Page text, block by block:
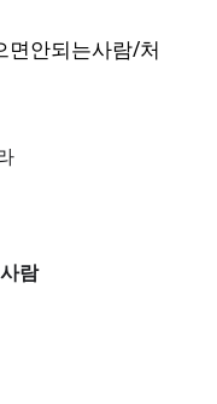
안되는사람/처
람